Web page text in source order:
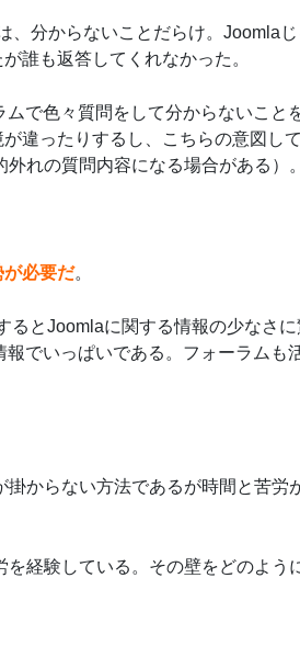
、分からないことだらけ。Joomla
誰も返答してくれなかった。
で色々質問をして分からないこと
違ったりするし、こちらの意図し
れの質問内容になる場合がある）。
が必要だ。
るとJoomlaに関する情報の少なさ
でいっぱいである。フォーラムも
からない方法であるが時間と苦労
経験している。その壁をどのよう